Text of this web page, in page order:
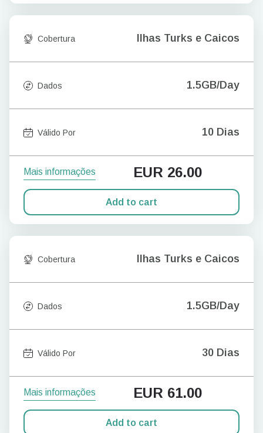
Cobertura Ilhas Turks e Caicos
Dados 1.5GB/Day
Válido Por 10 Dias
Mais informações EUR 26.00
Add to cart
Cobertura Ilhas Turks e Caicos
Dados 1.5GB/Day
Válido Por 30 Dias
Mais informações EUR 61.00
Add to cart